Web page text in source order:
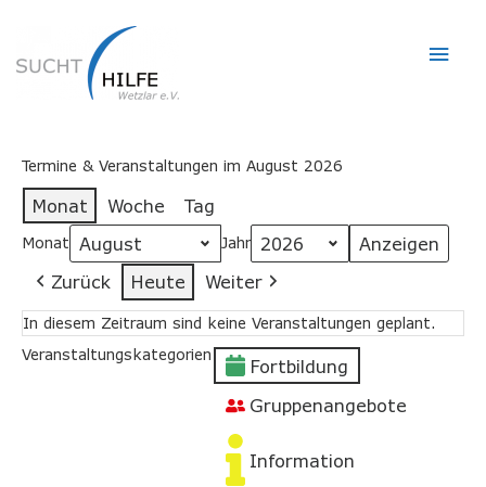
Termine & Veranstaltungen im August 2026
Monat Woche Tag
Monat Jahr
Zurück Heute Weiter
In diesem Zeitraum sind keine Veranstaltungen geplant.
Veranstaltungskategorien
Fortbildung
Gruppenangebote
Information